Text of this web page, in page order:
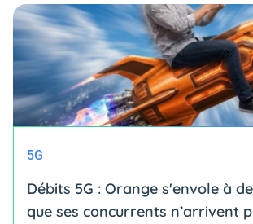
5G
Débits 5G : Orange s'envole à
que ses concurrents n’arrivent